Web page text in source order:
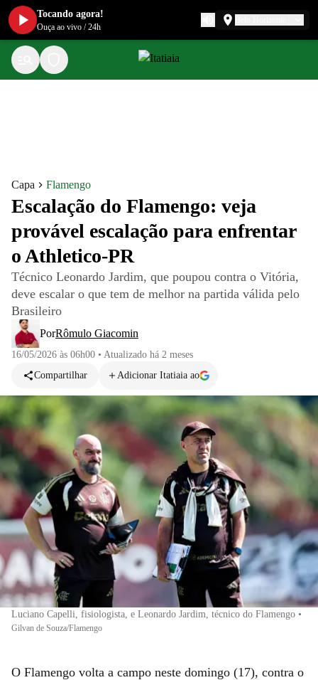
Capa Flamengo
Escalação do Flamengo: veja
provável escalação para enfrentar
o Athletico-PR
Técnico Leonardo Jardim, que poupou contra o Vitória,
deve escalar o que tem de melhor na partida válida pelo
Brasileiro
PorRômulo Giacomin
16/05/2026 às 06h00 • Atualizado há 2 meses
Compartilhar
Adicionar Itatiaia ao
Luciano Capelli, fisiologista, e Leonardo Jardim, técnico do Flamengo •
Gilvan de Souza/Flamengo
O Flamengo volta a campo neste domingo (17), contra o
Tocando agora!
Ouça ao vivo /24h